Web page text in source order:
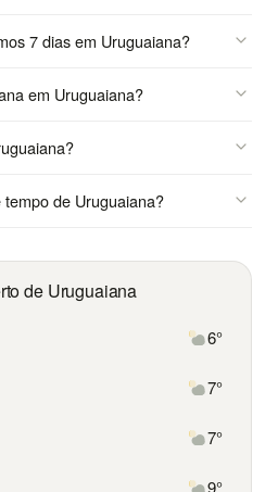
7 dias em Uruguaiana?
em Uruguaiana?
de Uruguaiana?
de Uruguaiana
6°
7°
7°
9°